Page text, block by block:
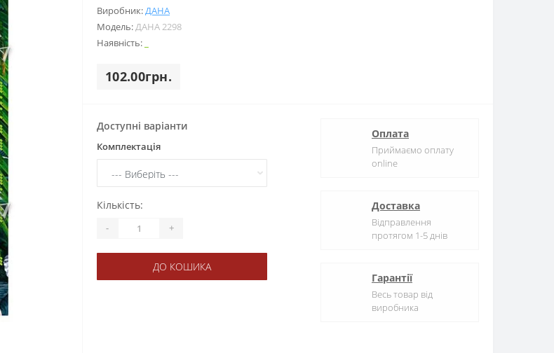
Виробник:ДАНА
Модель:ДАНА 2298
Наявність:
102.00грн.
Доступні варіанти
Комплектація
Кількість:
- +
ДО КОШИКА
Оплата
Приймаємо оплату
online
Доставка
Відправлення
протягом 1-5 днів
Гарантії
Весь товар від
виробника